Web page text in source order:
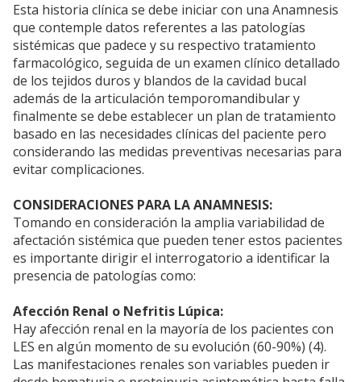
Esta historia clínica se debe iniciar con una Anamnesis
que contemple datos referentes a las patologías
sistémicas que padece y su respectivo tratamiento
farmacológico, seguida de un examen clínico detallado
de los tejidos duros y blandos de la cavidad bucal
además de la articulación temporomandibular y
finalmente se debe establecer un plan de tratamiento
basado en las necesidades clínicas del paciente pero
considerando las medidas preventivas necesarias para
evitar complicaciones.
CONSIDERACIONES PARA LA ANAMNESIS:
Tomando en consideración la amplia variabilidad de
afectación sistémica que pueden tener estos pacientes
es importante dirigir el interrogatorio a identificar la
presencia de patologías como:
Afección Renal o Nefritis Lúpica:
Hay afección renal en la mayoría de los pacientes con
LES en algún momento de su evolución (60-90%) (4).
Las manifestaciones renales son variables pueden ir